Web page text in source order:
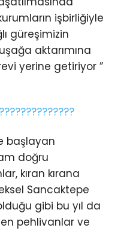
işbirliğiyle
güreşimizin
aktarımına
yerine getiriyor ”
başlayan
doğru
kıran kırana
Sancaktepe
gibi bu yıl da
pehlivanlar ve